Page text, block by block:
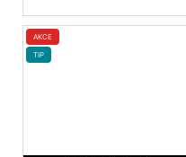
AKCE
TIP